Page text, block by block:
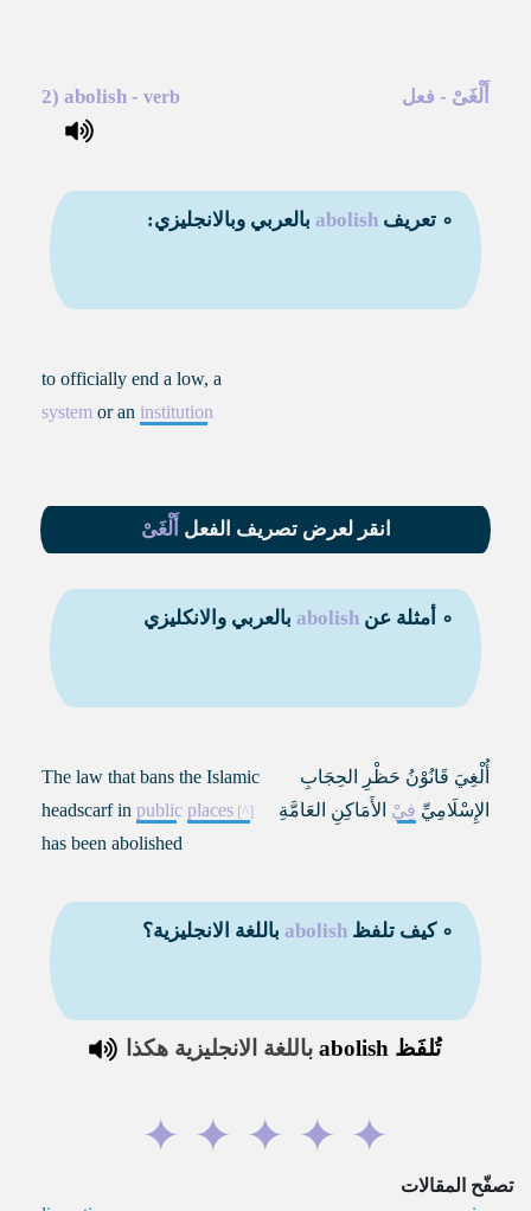
أَلْغَىْ - فعل 2) abolish - verb
∘ تعريفabolish بالعربي وبالانجليزي:
to officially end a low, a
system or an institution
انقر لعرض تصريف الفعل أَلْغَىْ
∘ أمثلة عنabolish بالعربي والانكليزي
أُلْغِيَ قَانُوْنُ حَظْرِ الحِجَابِ
الإِسْلَامِيِّ فِيْ الأَمَاكِنِ العَامَّةِ
The law that bans the Islamic
headscarf in public places
has been abolished
∘ كيف تلفظabolish باللغة الانجليزية؟
تُلفَظ abolish باللغة الانجليزية هكذا
✦
✦
✦
✦
✦
تصفّح المقالات